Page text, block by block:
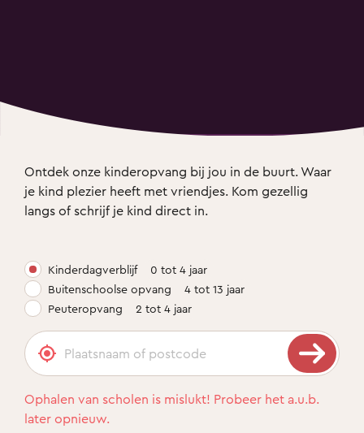
Ontdek onze kinderopvang bij jou in de buurt. Waar
je kind plezier heeft met vriendjes. Kom gezellig
langs of schrijf je kind direct in.
Kinderdagverblijf
0 tot 4 jaar
Buitenschoolse opvang
4 tot 13 jaar
Peuteropvang
2 tot 4 jaar
Ophalen van scholen is mislukt! Probeer het a.u.b.
later opnieuw.